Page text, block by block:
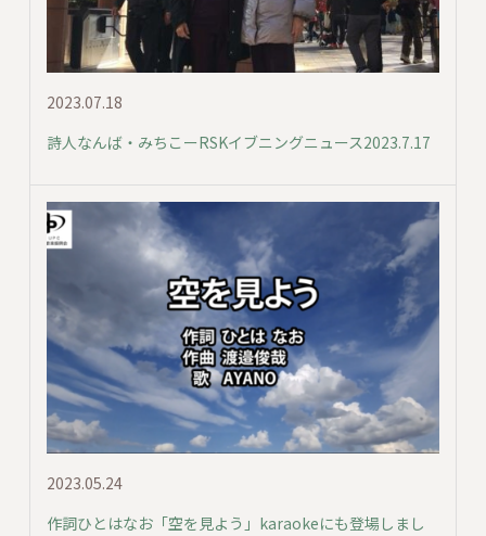
2023.07.18
詩人なんば・みちこーRSKイブニングニュース2023.7.17
2023.05.24
作詞ひとはなお「空を見よう」karaokeにも登場しまし